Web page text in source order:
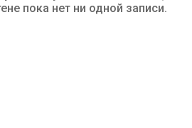
пока нет ни одной записи.